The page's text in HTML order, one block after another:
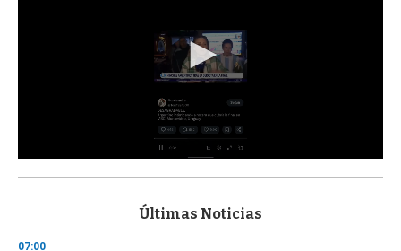
s
Últimas Noticias
07:00